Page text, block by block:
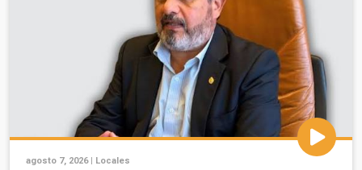
agosto 7, 2026 | Locales